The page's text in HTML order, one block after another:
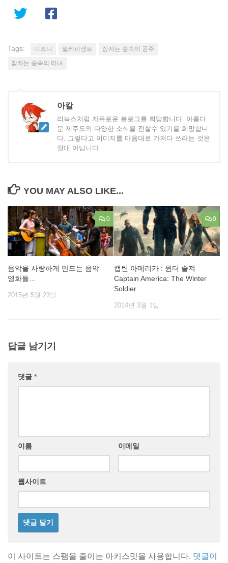
Tags: 디즈니 말레피센트
잠자는 숲속의 공주
잠자는 숲속의 미녀
아칼
리눅스처럼 자유로운 블로그를 희망합니다. 아름다
운 제주도의 다양한 소식을 전할수 있기를 희망합니
다. 그렇다고 이미지를 마음대로 가져다 쓰라는 것은
절대 아닙니다.
YOU MAY ALSO LIKE...
0
음악을 사랑하게 만드는 음악
영화들…
2015년 5월 23일
0
캡틴 아메리카 : 윈터 솔져
Captain America: The Winter
Soldier
2014년 3월 1일
답글 남기기
댓글 *
이름 이메일
웹사이트
이 사이트는 스팸을 줄이는 아키스밋을 사용합니다. 댓글이